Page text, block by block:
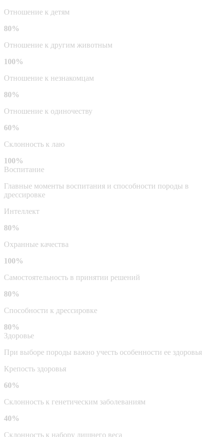
Отношение к детям
80%
Отношение к другим животным
100%
Отношение к незнакомцам
80%
Отношение к одиночеству
60%
Склонность к лаю
100%
Воспитание
Главные моменты воспитания и способности породы в
дрессировке
Интеллект
80%
Охранные качества
100%
Самостоятельность в принятии решений
80%
Способности к дрессировке
80%
Здоровье
При выборе породы важно учесть особенности ее здоровья
Крепость здоровья
60%
Склонность к генетическим заболеваниям
40%
Склонность к набору лишнего веса